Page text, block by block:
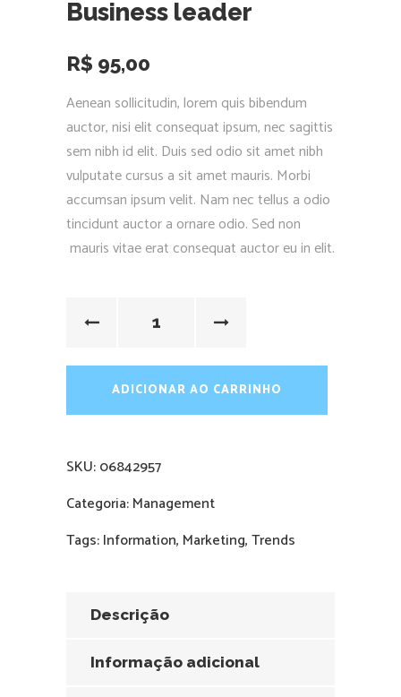
Business leader
R$ 95,00
Aenean sollicitudin, lorem quis bibendum
auctor, nisi elit consequat ipsum, nec sagittis
sem nibh id elit. Duis sed odio sit amet nibh
vulputate cursus a sit amet mauris. Morbi
accumsan ipsum velit. Nam nec tellus a odio
tincidunt auctor a ornare odio. Sed non
mauris vitae erat consequat auctor eu in elit.
ADICIONAR AO CARRINHO
SKU:06842957
Categoria:Management
Tags:Information, Marketing,Trends
Descrição
Informação adicional